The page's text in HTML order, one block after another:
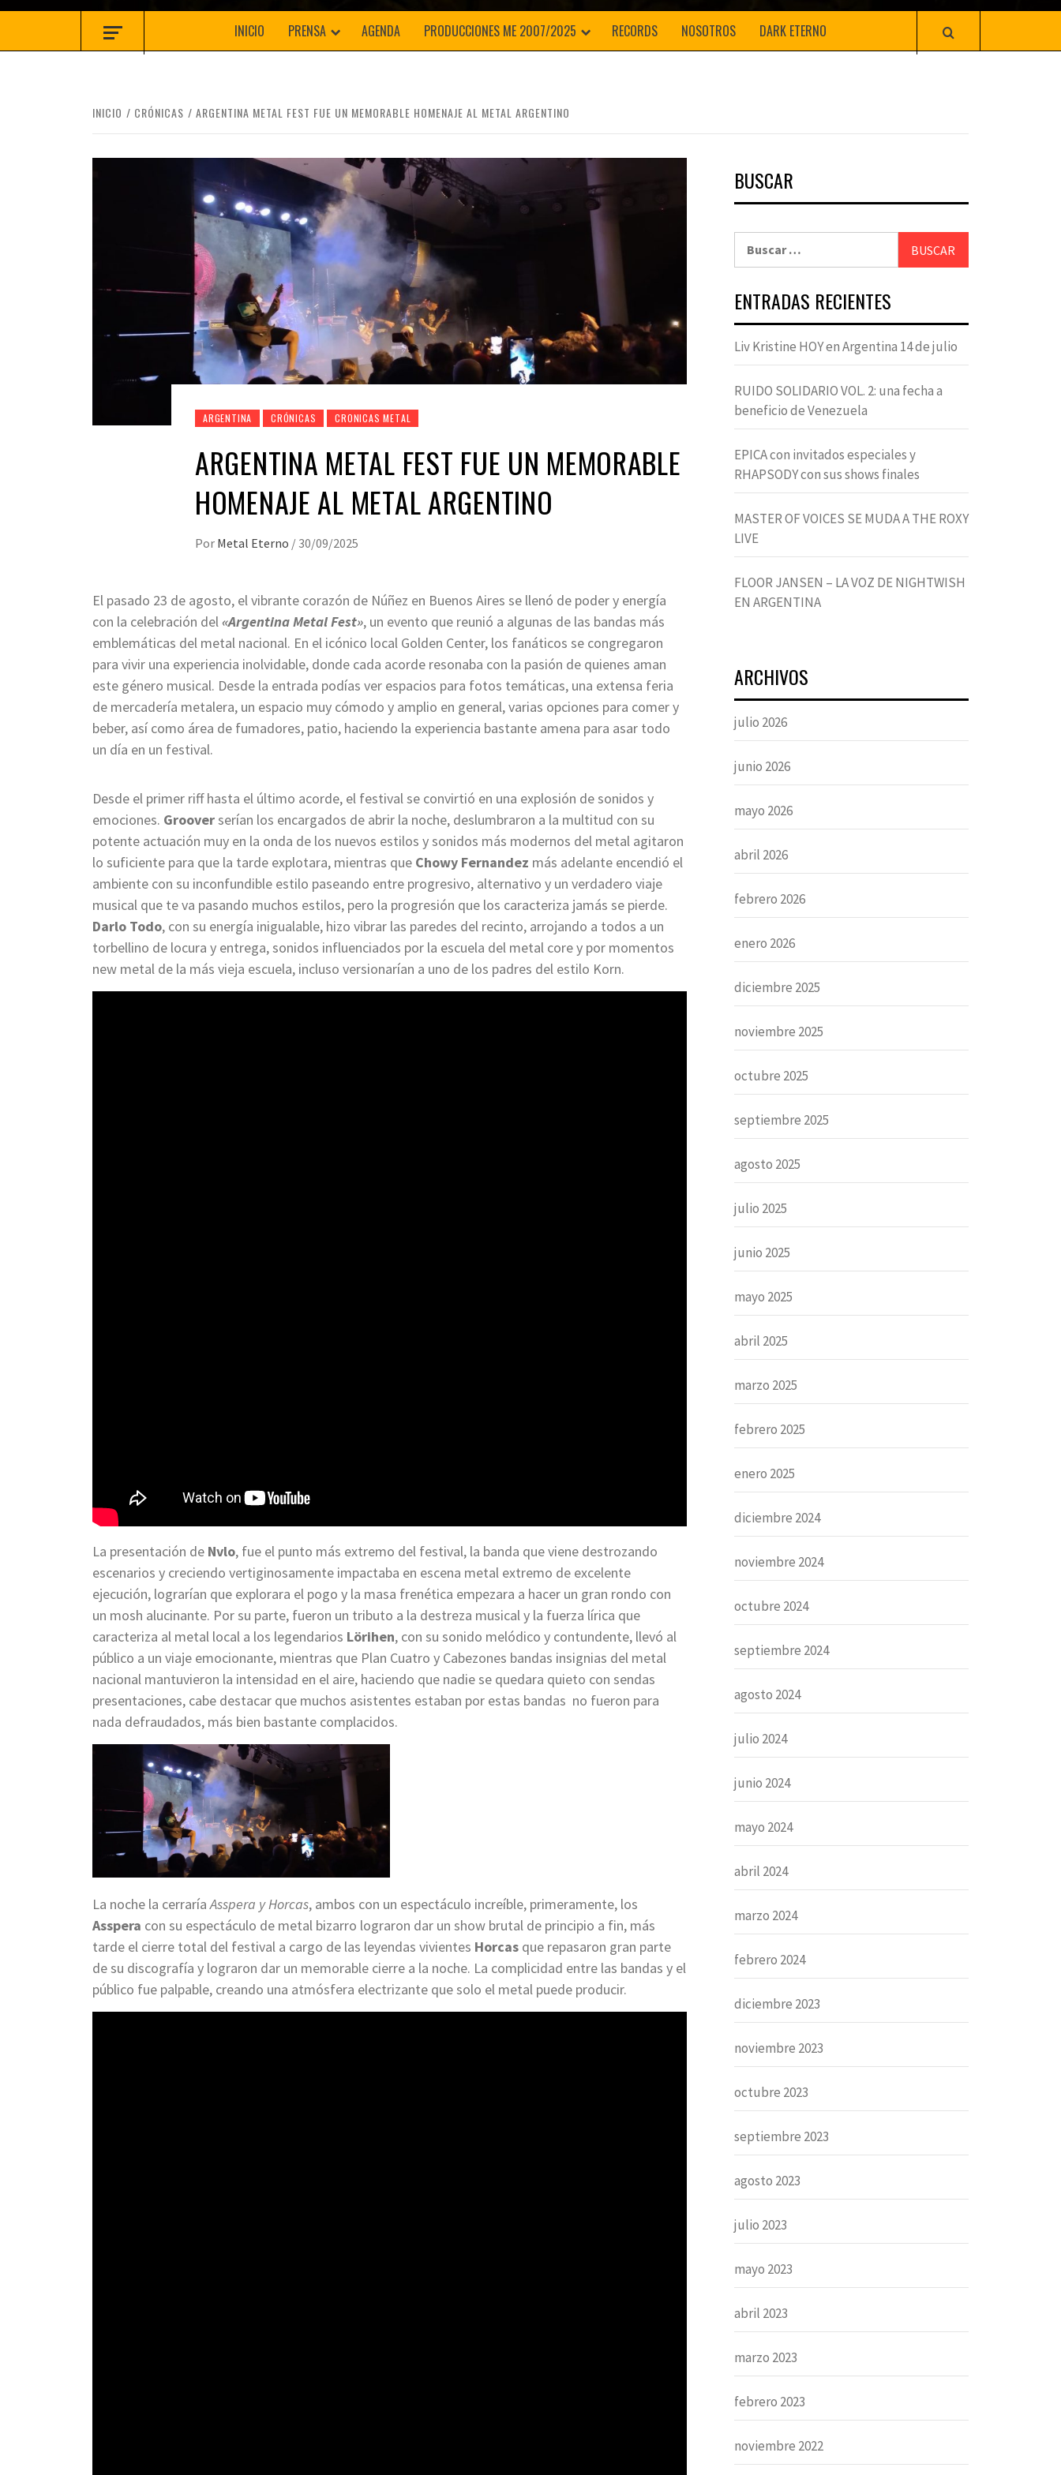
💀
INICIO
PRENSA AGENDA PRODUCCIONES ME 2007/2025 RECORDS NOSOTROS DARK ETERNO
INICIO CRÓNICAS ARGENTINA METAL FEST FUE UN MEMORABLE HOMENAJE AL METAL ARGENTINO
ARGENTINA CRÓNICAS CRONICAS METAL
ARGENTINA METAL FEST FUE UN MEMORABLE
HOMENAJE AL METAL ARGENTINO
Por Metal Eterno / 30/09/2025
El pasado 23 de agosto, el vibrante corazón de Núñez en Buenos Aires se llenó de poder y energía
con la celebración del «Argentina Metal Fest», un evento que reunió a algunas de las bandas más
emblemáticas del metal nacional. En el icónico local Golden Center, los fanáticos se congregaron
para vivir una experiencia inolvidable, donde cada acorde resonaba con la pasión de quienes aman
este género musical. Desde la entrada podías ver espacios para fotos temáticas, una extensa feria
de mercadería metalera, un espacio muy cómodo y amplio en general, varias opciones para comer y
beber, así como área de fumadores, patio, haciendo la experiencia bastante amena para asar todo
un día en un festival.
Desde el primer riff hasta el último acorde, el festival se convirtió en una explosión de sonidos y
emociones. Grooverserían los encargados de abrir la noche, deslumbraron a la multitud con su
potente actuación muy en la onda de los nuevos estilos y sonidos más modernos del metal agitaron
lo suficiente para que la tarde explotara, mientras que Chowy Fernandez más adelante encendió el
ambiente con su inconfundible estilo paseando entre progresivo, alternativo y un verdadero viaje
musical que te va pasando muchos estilos, pero la progresión que los caracteriza jamás se pierde.
Darlo Todo, con su energía inigualable, hizo vibrar las paredes del recinto, arrojando a todos a un
torbellino de locura y entrega, sonidos influenciados por la escuela del metal core y por momentos
new metal de la más vieja escuela, incluso versionarían a uno de los padres del estilo Korn.
La presentación de Nvlo, fue el punto más extremo del festival, la banda que viene destrozando
escenarios y creciendo vertiginosamente impactaba en escena metal extremo de excelente
ejecución, lograrían que explorara el pogo y la masa frenética empezara a hacer un gran rondo con
un mosh alucinante. Por su parte, fueron un tributo a la destreza musical y la fuerza lírica que
caracteriza al metal local a los legendarios Lörihen, con su sonido melódico y contundente, llevó al
público a un viaje emocionante, mientras que Plan Cuatro y Cabezones bandas insignias del metal
nacional mantuvieron la intensidad en el aire, haciendo que nadie se quedara quieto con sendas
presentaciones, cabe destacar que muchos asistentes estaban por estas bandas no fueron para
nada defraudados, más bien bastante complacidos.
La noche la cerraríaAsspera y Horcas, ambos con un espectáculo increíble, primeramente, los
Asspera con su espectáculo de metal bizarro lograron dar un show brutal de principio a fin, más
tarde el cierre total del festival a cargo de las leyendas vivientes Horcas que repasaron gran parte
de su discografía y lograron dar un memorable cierre a la noche. La complicidad entre las bandas y el
público fue palpable, creando una atmósfera electrizante que solo el metal puede producir.
BUSCAR
ENTRADAS RECIENTES
Liv Kristine HOY en Argentina 14 de julio
RUIDO SOLIDARIO VOL. 2: una fecha a
beneficio de Venezuela
EPICA con invitados especiales y
RHAPSODY con sus shows finales
MASTER OF VOICES SE MUDA A THE ROXY
LIVE
FLOOR JANSEN – LA VOZ DE NIGHTWISH
EN ARGENTINA
ARCHIVOS
julio 2026
junio 2026
mayo 2026
abril 2026
febrero 2026
enero 2026
diciembre 2025
noviembre 2025
octubre 2025
septiembre 2025
agosto 2025
julio 2025
junio 2025
mayo 2025
abril 2025
marzo 2025
febrero 2025
enero 2025
diciembre 2024
noviembre 2024
octubre 2024
septiembre 2024
agosto 2024
julio 2024
junio 2024
mayo 2024
abril 2024
marzo 2024
febrero 2024
diciembre 2023
noviembre 2023
octubre 2023
septiembre 2023
agosto 2023
julio 2023
mayo 2023
abril 2023
marzo 2023
febrero 2023
noviembre 2022